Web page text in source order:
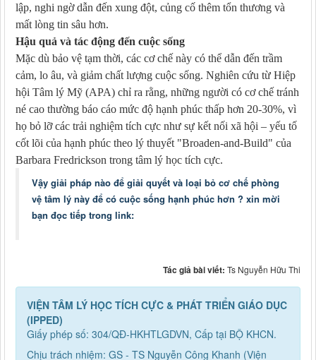
lập, nghi ngờ dẫn đến xung đột, củng cố thêm tổn thương và
mất lòng tin sâu hơn.
Hậu quả và tác động đến cuộc sống
Mặc dù bảo vệ tạm thời, các cơ chế này có thể dẫn đến trầm
cảm, lo âu, và giảm chất lượng cuộc sống. Nghiên cứu từ Hiệp
hội Tâm lý Mỹ (APA) chỉ ra rằng, những người có cơ chế tránh
né cao thường báo cáo mức độ hạnh phúc thấp hơn 20-30%, vì
họ bỏ lỡ các trải nghiệm tích cực như sự kết nối xã hội – yếu tố
cốt lõi của hạnh phúc theo lý thuyết "Broaden-and-Build" của
Barbara Fredrickson trong tâm lý học tích cực.
Vậy giải pháp nào để giải quyết và loại bỏ cơ chế phòng
vệ tâm lý này để có cuộc sống hạnh phúc hơn ? xin mời
bạn đọc tiếp trong link:
Tác giả bài viết: Ts Nguyễn Hữu Thi
VIỆN TÂM LÝ HỌC TÍCH CỰC & PHÁT TRIỂN GIÁO DỤC
(IPPED)
Giấy phép số: 304/QĐ-HKHTLGDVN, Cấp tại BỘ KHCN.
Chịu trách nhiệm: GS - TS Nguyễn Công Khanh (Viện